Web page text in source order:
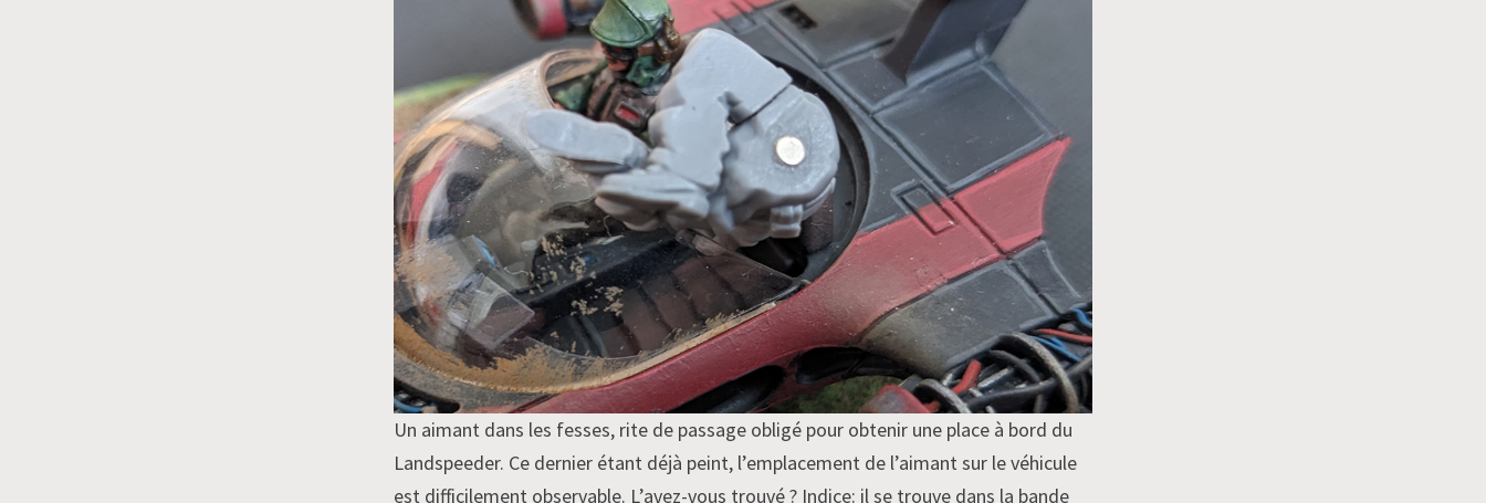
Un aimant dans les fesses, rite de passage obligé pour obtenir une place à bord du
Landspeeder. Ce dernier étant déjà peint, l’emplacement de l’aimant sur le véhicule
est difficilement observable. L’avez-vous trouvé ? Indice: il se trouve dans la bande